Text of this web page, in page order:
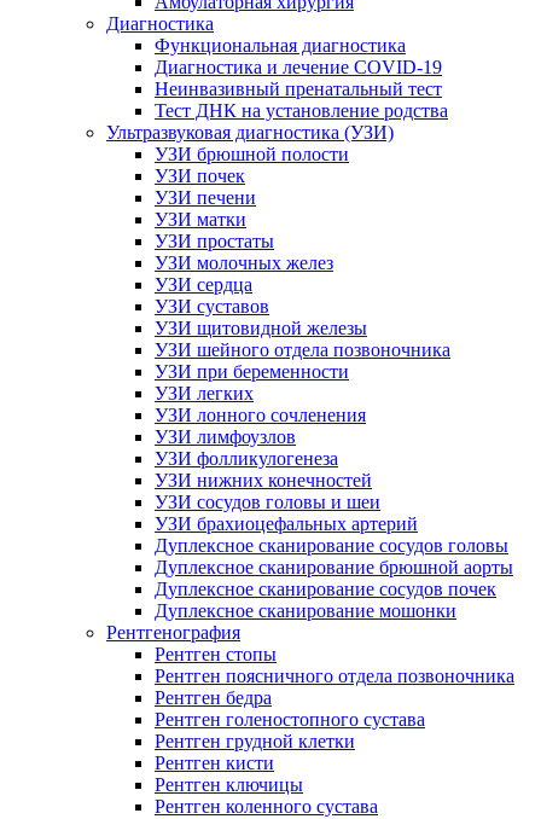
Диагностика
Функциональная диагностика
Диагностика и лечение COVID-19
Неинвазивный пренатальный тест
Тест ДНК на установление родства
Ультразвуковая диагностика (УЗИ)
УЗИ брюшной полости
УЗИ почек
УЗИ печени
УЗИ матки
УЗИ простаты
УЗИ молочных желез
УЗИ сердца
УЗИ суставов
УЗИ щитовидной железы
УЗИ шейного отдела позвоночника
УЗИ при беременности
УЗИ легких
УЗИ лонного сочленения
УЗИ лимфоузлов
УЗИ фолликулогенеза
УЗИ нижних конечностей
УЗИ сосудов головы и шеи
УЗИ брахиоцефальных артерий
Дуплексное сканирование сосудов головы
Дуплексное сканирование брюшной аорты
Дуплексное сканирование сосудов почек
Дуплексное сканирование мошонки
Рентгенография
Рентген стопы
Рентген поясничного отдела позвоночника
Рентген бедра
Рентген голеностопного сустава
Рентген грудной клетки
Рентген кисти
Рентген ключицы
Рентген коленного сустава